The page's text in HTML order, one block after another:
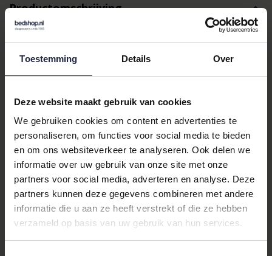
Toestemming Details Over
Deze website maakt gebruik van cookies
We gebruiken cookies om content en advertenties te
personaliseren, om functies voor social media te bieden
en om ons websiteverkeer te analyseren. Ook delen we
informatie over uw gebruik van onze site met onze
partners voor social media, adverteren en analyse. Deze
partners kunnen deze gegevens combineren met andere
informatie die u aan ze heeft verstrekt of die ze hebben
verzameld op basis van uw gebruik van hun services.
Productomschrijving
Carl Ross Heren Badjas met
Capuchon 664300
Sapphire/Night Blue 52/54
Ontdek de ultieme luxe en comfort met deCarl RossHeren
Badjas met Capuchon. Deze badjas is een must-have voor elke
man die waarde hecht aan stijl en comfort. Gemaakt van
hoogwaardig katoen, biedt deze badjas een ongeëvenaarde
zachtheid en absorptie, ideaal voor na een verfrissende douche
of een ontspannend bad.
Waarom kiezen voor deze